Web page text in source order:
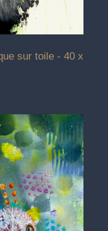
sur toile - 40 x